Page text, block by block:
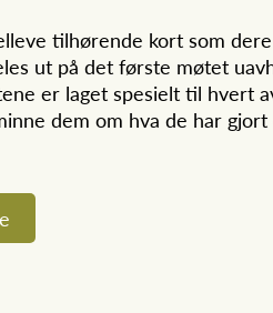
tilhørende kort som
ut på det første møtet
er laget spesielt til hvert
dem om hva de har